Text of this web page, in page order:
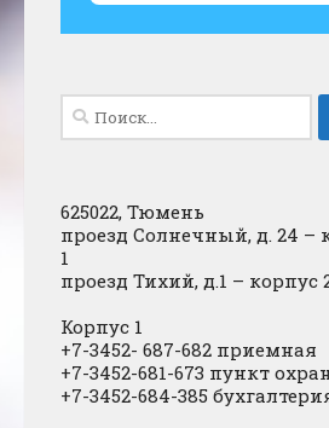
Найти:
625022, Тюмень
проезд Солнечный, д. 24 –
1
проезд Тихий, д.1 – корпус
Корпус 1
+7-3452- 687-682 приемная
+7-3452-681-673 пункт
+7-3452-684-385